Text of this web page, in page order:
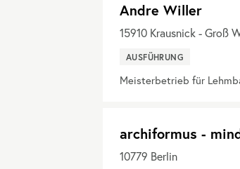
Andre Willer
15910 Krausnick - Groß
AUSFÜHRUNG
Meisterbetrieb für
archiformus -
10779 Berlin